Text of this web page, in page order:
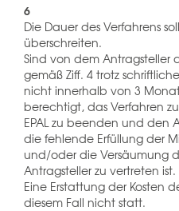
6
Die Dauer des Verfahrens
überschreiten.
Sind von dem Antragsteller
gemäß Ziff. 4 trotz
nicht innerhalb von 3
berechtigt, das Verfahren
EPAL zu beenden und den
die fehlende Erfüllung der
und/oder die Versäumung
Antragsteller zu vertreten ist.
Eine Erstattung der Kosten
diesem Fall nicht statt.